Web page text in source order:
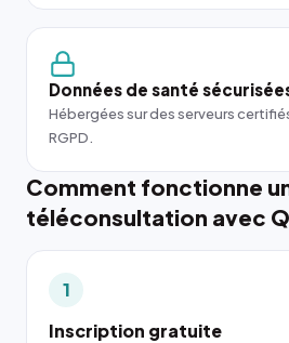
Données de santé
Hébergées sur des serveurs
RGPD.
Comment fonctionne
téléconsultation avec
1
Inscription gratuite